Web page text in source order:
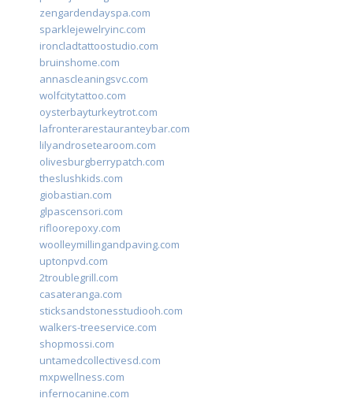
zengardendayspa.com
sparklejewelryinc.com
ironcladtattoostudio.com
bruinshome.com
annascleaningsvc.com
wolfcitytattoo.com
oysterbayturkeytrot.com
lafronterarestauranteybar.com
lilyandrosetearoom.com
olivesburgberrypatch.com
theslushkids.com
giobastian.com
glpascensori.com
rifloorepoxy.com
woolleymillingandpaving.com
uptonpvd.com
2troublegrill.com
casateranga.com
sticksandstonesstudiooh.com
walkers-treeservice.com
shopmossi.com
untamedcollectivesd.com
mxpwellness.com
infernocanine.com